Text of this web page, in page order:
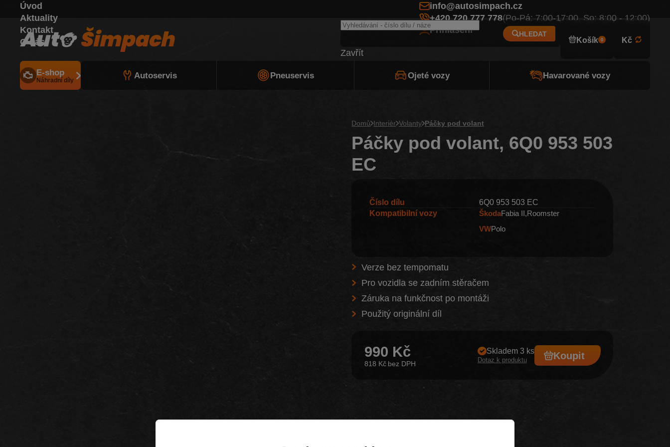
Úvod
Aktuality
Kontakt
O nás
info@autosimpach.cz
+420 720 777 778(Po-Pá: 7:00-17:00, So: 8:00 - 12:00)
Přihlášení
E-shop
Náhradní díly Autoservis Pneuservis Ojeté vozy Havarované vozy
HLEDAT
Zavřít
Košík 0 Kč
Domů Interiér Volanty Páčky pod volant
Páčky pod volant, 6Q0 953 503
EC
Číslo dílu
6Q0 953 503 EC
Kompatibilní vozy
ŠkodaFabia II Roomster
VWPolo
Verze bez tempomatu
Pro vozidla se zadním stěračem
Záruka na funkčnost po montáži
Použitý originální díl
990 Kč
818 Kč
Skladem 3 ks
Dotaz k produktu Koupit